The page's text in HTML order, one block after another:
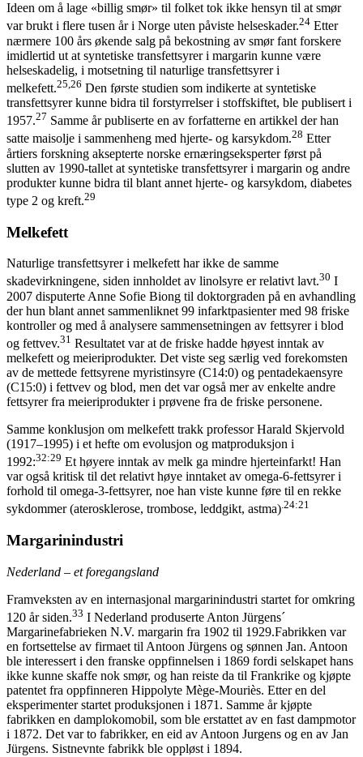
Ideen om å lage «billig smør» til folket tok ikke hensyn til at smør
var brukt i flere tusen år i Norge uten påviste helseskader.24 Etter
nærmere 100 års økende salg på bekostning av smør fant forskere
imidlertid ut at syntetiske transfettsyrer i margarin kunne være
helseskadelig, i motsetning til naturlige transfettsyrer i
melkefett.25,26 Den første studien som indikerte at syntetiske
transfettsyrer kunne bidra til forstyrrelser i stoffskiftet, ble publisert i
1957.27 Samme år publiserte en av forfatterne en artikkel der han
satte maisolje i sammenheng med hjerte- og karsykdom.28 Etter
årtiers forskning aksepterte norske ernæringseksperter først på
slutten av 1990-tallet at syntetiske transfettsyrer i margarin og andre
produkter kunne bidra til blant annet hjerte- og karsykdom, diabetes
type 2 og kreft.29
Melkefett
Naturlige transfettsyrer i melkefett har ikke de samme
skadevirkningene, siden innholdet av linolsyre er relativt lavt.30 I
2007 disputerte Anne Sofie Biong til doktorgraden på en avhandling
der hun blant annet sammenliknet 99 infarktpasienter med 98 friske
kontroller og med å analysere sammensetningen av fettsyrer i blod
og fettvev.31 Resultatet var at de friske hadde høyest inntak av
melkefett og meieriprodukter. Det viste seg særlig ved forekomsten
av de mettede fettsyrene myristinsyre (C14:0) og pentadekaensyre
(C15:0) i fettvev og blod, men det var også mer av enkelte andre
fettsyrer fra meieriprodukter i prøvene fra de friske personene.
Samme konklusjon om melkefett trakk professor Harald Skjervold
(1917–1995) i et hefte om evolusjon og matproduksjon i
1992:32:29 Et høyere inntak av melk ga mindre hjerteinfarkt! Han
var også kritisk til det relativt høye inntaket av omega-6-fettsyrer i
forhold til omega-3-fettsyrer, noe han viste kunne føre til en rekke
sykdommer (aterosklerose, trombose, leddgikt, astma).24:21
Margarinindustri
Nederland – et foregangsland
Framveksten av en internasjonal margarinindustri startet for omkring
120 år siden.33 I Nederland produserte Anton Jürgens´
Margarinefabrieken N.V. margarin fra 1902 til 1929.Fabrikken var
en fortsettelse av firmaet til Antoon Jürgens og sønnen Jan. Antoon
ble interessert i den franske oppfinnelsen i 1869 fordi selskapet hans
ikke kunne skaffe nok smør, og han reiste da til Frankrike og kjøpte
patentet fra oppfinneren Hippolyte Mège-Mouriès. Etter en del
eksperimenter startet produksjonen i 1871. Samme år kjøpte
fabrikken en damplokomobil, som ble erstattet av en fast dampmotor
i 1872. Det var to fabrikker, en eid av Antoon Jurgens og en av Jan
Jürgens. Sistnevnte fabrikk ble oppløst i 1894.